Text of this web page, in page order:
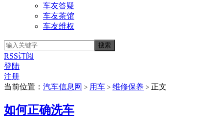
车友答疑
车友茶馆
车友维权
RSS订阅
登陆
注册
当前位置： 汽车信息网 > 用车 > 维修保养 > 正文
如何正确洗车